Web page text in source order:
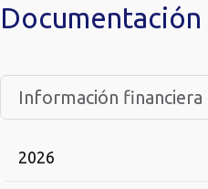
Documentación
2026